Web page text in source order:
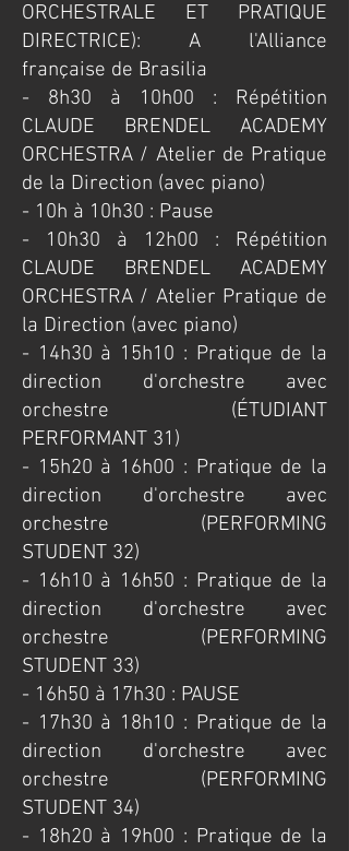
ORCHESTRALE ET PRATIQUE
DIRECTRICE): A l'Alliance
française de Brasilia
​- 8h30 à 10h00 : Répétition
CLAUDE BRENDEL ACADEMY
ORCHESTRA / Atelier de Pratique
de la Direction (avec piano)
- 10h à 10h30 : Pause
- 10h30 à 12h00 : Répétition
CLAUDE BRENDEL ACADEMY
ORCHESTRA / Atelier Pratique de
la Direction (avec piano)
- 14h30 à 15h10 : Pratique de la
direction d'orchestre avec
orchestre (ÉTUDIANT
PERFORMANT 31)
- 15h20 à 16h00 : Pratique de la
direction d'orchestre avec
orchestre (PERFORMING
STUDENT 32)
- 16h10 à 16h50 : Pratique de la
direction d'orchestre avec
orchestre (PERFORMING
STUDENT 33)
- 16h50 à 17h30 : PAUSE
- 17h30 à 18h10 : Pratique de la
direction d'orchestre avec
orchestre (PERFORMING
STUDENT 34)
- 18h20 à 19h00 : Pratique de la